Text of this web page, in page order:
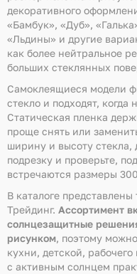
декоративного
«Бамбук», «Дуб»,
«Льдины» и другие
как более нейтральное
больших стеклянных
Самоклеящиеся модели
стекло и подходят,
Статическая пленка
проще снять или
ширину и высоту стекла,
подрезку и проверьте,
встречаются размеры
В каталоге
Трейдинг. Ассортимент
солнцезащитные
рисунком, поэтому
кухни, детской,
с активным солнцем